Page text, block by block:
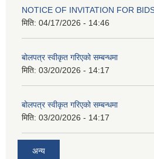
NOTICE OF INVITATION FOR
मिति: 04/17/2026 - 14:46
बोलपत्र स्वीकृत गरिएको सम्बन्धमा
मिति: 03/20/2026 - 14:17
बोलपत्र स्वीकृत गरिएको सम्बन्धमा
मिति: 03/20/2026 - 14:17
अन्य